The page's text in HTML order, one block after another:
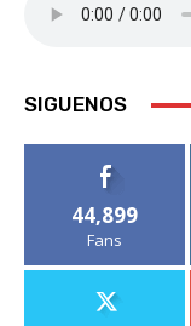
SIGUENOS
44,899
Fans